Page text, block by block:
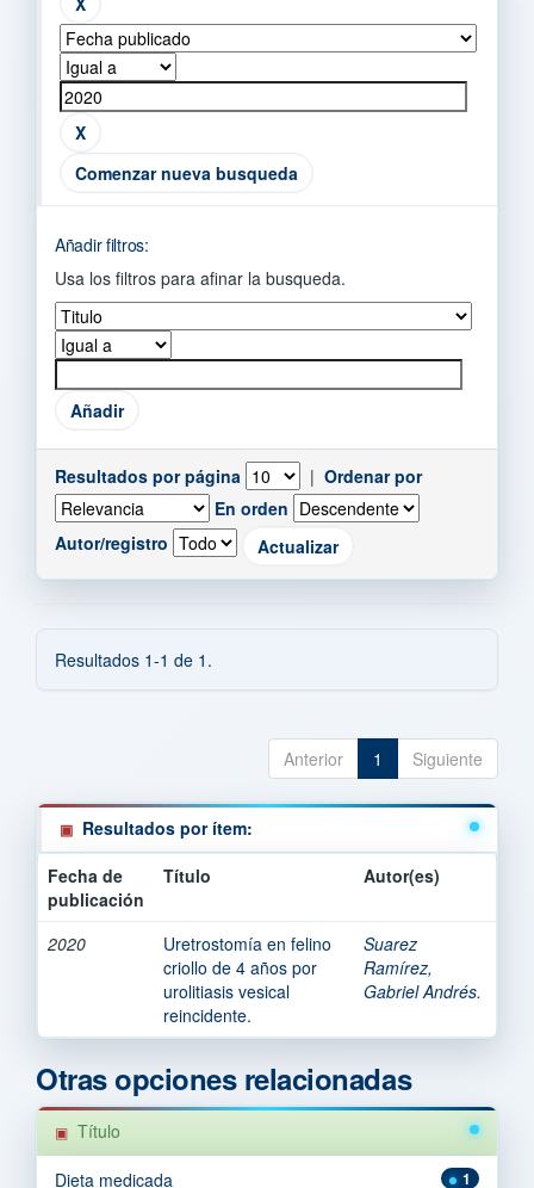
Comenzar nueva busqueda
Añadir filtros:
Usa los filtros para afinar la busqueda.
Resultados por página | Ordenar por
En orden
Autor/registro
Resultados 1-1 de 1.
Anterior 1 Siguiente
Resultados por ítem:
Fecha de
publicación
Título Autor(es)
2020
Uretrostomía en felino
criollo de 4 años por
urolitiasis vesical
reincidente.
Suarez
Ramírez,
Gabriel Andrés.
Otras opciones relacionadas
Título
1
Dieta medicada